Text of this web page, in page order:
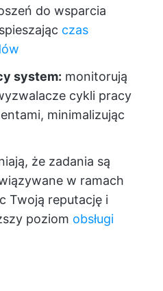
do wsparcia
czas
system: monitorują
cykli pracy
minimalizując
że zadania są
w ramach
Twoją reputację i
poziom obsługi